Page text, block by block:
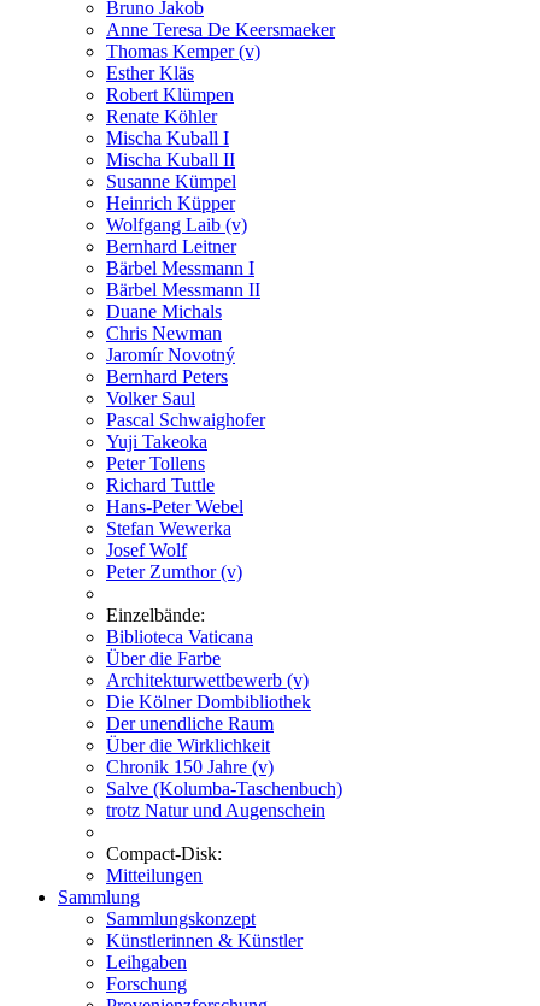
Bruno Jakob
Anne Teresa De Keersmaeker
Thomas Kemper (v)
Esther Kläs
Robert Klümpen
Renate Köhler
Mischa Kuball I
Mischa Kuball II
Susanne Kümpel
Heinrich Küpper
Wolfgang Laib (v)
Bernhard Leitner
Bärbel Messmann I
Bärbel Messmann II
Duane Michals
Chris Newman
Jaromír Novotný
Bernhard Peters
Volker Saul
Pascal Schwaighofer
Yuji Takeoka
Peter Tollens
Richard Tuttle
Hans-Peter Webel
Stefan Wewerka
Josef Wolf
Peter Zumthor (v)
Einzelbände:
Biblioteca Vaticana
Über die Farbe
Architekturwettbewerb (v)
Die Kölner Dombibliothek
Der unendliche Raum
Über die Wirklichkeit
Chronik 150 Jahre (v)
Salve (Kolumba-Taschenbuch)
trotz Natur und Augenschein
Compact-Disk:
Mitteilungen
Sammlung
Sammlungskonzept
Künstlerinnen & Künstler
Leihgaben
Forschung